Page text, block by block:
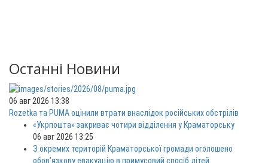
Останні Новини
06 авг 2026 13:38
Rozetka та PUMA оцінили втрати внаслідок російських обстрілів
«Укрпошта» закриває чотири відділення у Краматорську
06 авг 2026 13:25
З окремих територій Краматорської громади оголошено
обов’язкову евакуацію в примусовий спосіб дітей